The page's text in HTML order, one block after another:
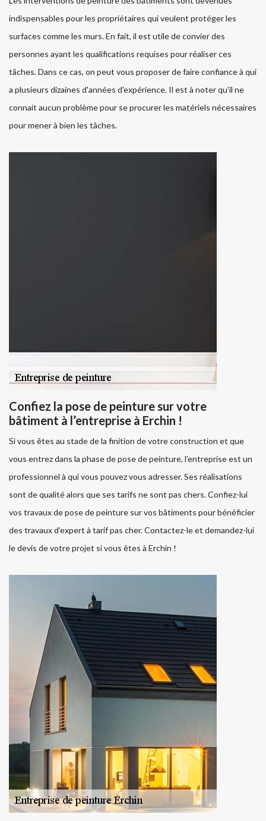
indispensables pour les propriétaires qui veulent protéger les
surfaces comme les murs. En fait, il est utile de convier des
personnes ayant les qualifications requises pour réaliser ces
tâches. Dans ce cas, on peut vous proposer de faire confiance à qui
a plusieurs dizaines d'années d'expérience. Il est à noter qu'il ne
connait aucun problème pour se procurer les matériels nécessaires
pour mener à bien les tâches.
Confiez la pose de peinture sur votre
bâtiment à l’entreprise à Erchin !
Si vous êtes au stade de la finition de votre construction et que
vous entrez dans la phase de pose de peinture, l’entreprise est un
professionnel à qui vous pouvez vous adresser. Ses réalisations
sont de qualité alors que ses tarifs ne sont pas chers. Confiez-lui
vos travaux de pose de peinture sur vos bâtiments pour bénéficier
des travaux d’expert à tarif pas cher. Contactez-le et demandez-lui
le devis de votre projet si vous êtes à Erchin !